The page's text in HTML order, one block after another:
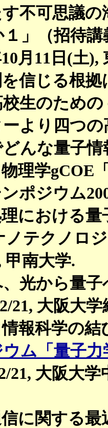
す不可思議
」（招待
月11日(土
を信じる根
生のための
より四つ
どんな量子
理学gCOE
ポジウム
理における
ノテクノロ
甲南大学.
、光から量
21, 大阪大
情報科学の
ム「量子
21, 大阪大
信に関する